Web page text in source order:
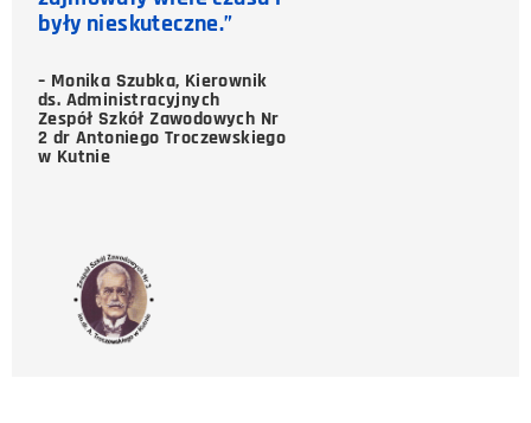
były nieskuteczne.”
– Monika Szubka, Kierownik
ds. Administracyjnych
Zespół Szkół Zawodowych Nr
2 dr Antoniego Troczewskiego
w Kutnie